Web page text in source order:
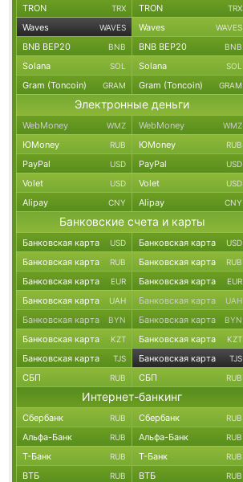
TRON TRX TRON TRX
Waves WAVES Waves WAVES
BNB BEP20 BNB BNB BEP20 BNB
Solana SOL Solana SOL
Gram (Toncoin) GRAM Gram (Toncoin) GRAM
Электронные деньги
WebMoney WMZ WebMoney WMZ
ЮMoney RUB ЮMoney RUB
PayPal USD PayPal USD
Volet USD Volet USD
Alipay CNY Alipay CNY
Банковские счета и карты
Банковская карта USD Банковская карта USD
Банковская карта RUB Банковская карта RUB
Банковская карта EUR Банковская карта EUR
Банковская карта UAH Банковская карта UAH
Банковская карта BYN Банковская карта BYN
Банковская карта KZT Банковская карта KZT
Банковская карта TJS Банковская карта TJS
СБП RUB СБП RUB
Интернет-банкинг
Сбербанк RUB Сбербанк RUB
Альфа-Банк RUB Альфа-Банк RUB
Т-Банк RUB Т-Банк RUB
ВТБ RUB ВТБ RUB